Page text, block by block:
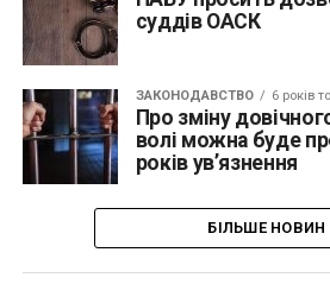
суддів ОАСК
ЗАКОНОДАВСТВО 6 років
Про зміну
волі можна буде
років ув’язнення
БІЛЬШЕ НОВИН